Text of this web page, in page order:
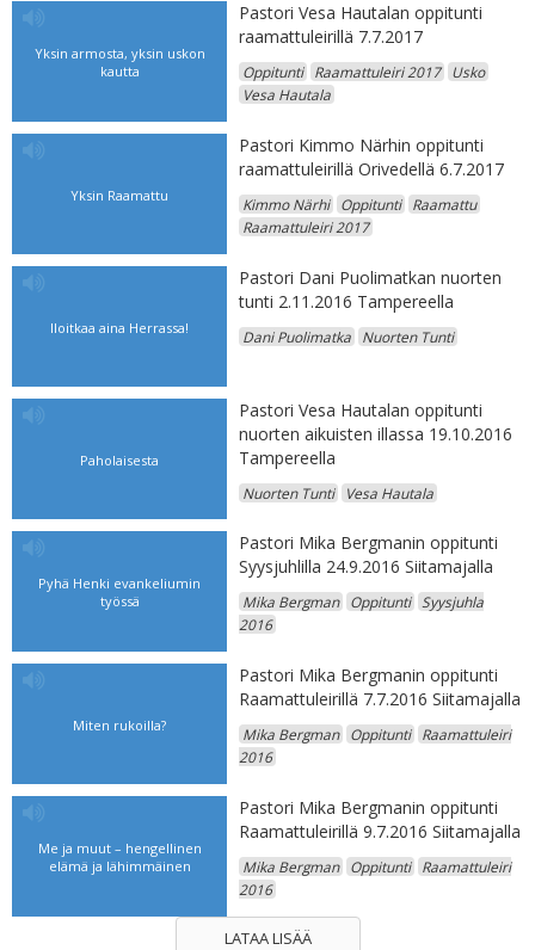
Yksin armosta, yksin uskon
kautta
Pastori Vesa Hautalan oppitunti
raamattuleirillä 7.7.2017
Oppitunti Raamattuleiri 2017
Usko
Vesa Hautala
Yksin Raamattu
Pastori Kimmo Närhin oppitunti
raamattuleirillä Orivedellä 6.7.2017
Kimmo Närhi Oppitunti
Raamattu
Raamattuleiri 2017
Iloitkaa aina Herrassa!
Pastori Dani Puolimatkan nuorten
tunti 2.11.2016 Tampereella
Dani Puolimatka Nuorten Tunti
Paholaisesta
Pastori Vesa Hautalan oppitunti
nuorten aikuisten illassa 19.10.2016
Tampereella
Nuorten Tunti Vesa Hautala
Pyhä Henki evankeliumin
työssä
Pastori Mika Bergmanin oppitunti
Syysjuhlilla 24.9.2016 Siitamajalla
Mika Bergman Oppitunti
Syysjuhla
2016
Miten rukoilla?
Pastori Mika Bergmanin oppitunti
Raamattuleirillä 7.7.2016 Siitamajalla
Mika Bergman Oppitunti
Raamattuleiri
2016
Me ja muut – hengellinen
elämä ja lähimmäinen
Pastori Mika Bergmanin oppitunti
Raamattuleirillä 9.7.2016 Siitamajalla
Mika Bergman Oppitunti
Raamattuleiri
2016
LATAA LISÄÄ